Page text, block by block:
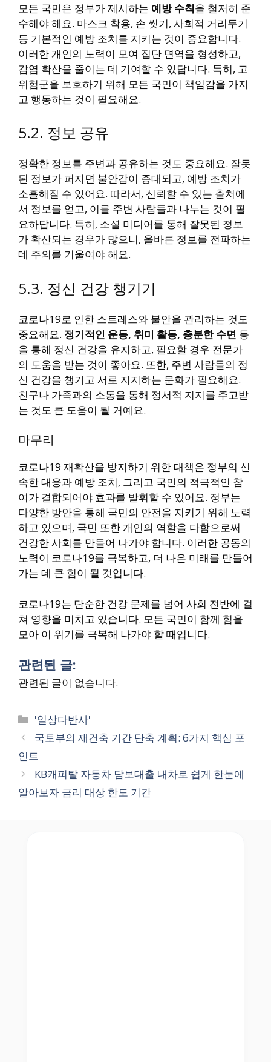
모든 국민은 정부가 제시하는 예방 수칙을 철저히 준
수해야 해요. 마스크 착용, 손 씻기, 사회적 거리두기
등 기본적인 예방 조치를 지키는 것이 중요합니다.
이러한 개인의 노력이 모여 집단 면역을 형성하고,
감염 확산을 줄이는 데 기여할 수 있답니다. 특히, 고
위험군을 보호하기 위해 모든 국민이 책임감을 가지
고 행동하는 것이 필요해요.
5.2. 정보 공유
정확한 정보를 주변과 공유하는 것도 중요해요. 잘못
된 정보가 퍼지면 불안감이 증대되고, 예방 조치가
소홀해질 수 있어요. 따라서, 신뢰할 수 있는 출처에
서 정보를 얻고, 이를 주변 사람들과 나누는 것이 필
요하답니다. 특히, 소셜 미디어를 통해 잘못된 정보
가 확산되는 경우가 많으니, 올바른 정보를 전파하는
데 주의를 기울여야 해요.
5.3. 정신 건강 챙기기
코로나19로 인한 스트레스와 불안을 관리하는 것도
중요해요. 정기적인 운동, 취미 활동, 충분한 수면 등
을 통해 정신 건강을 유지하고, 필요할 경우 전문가
의 도움을 받는 것이 좋아요. 또한, 주변 사람들의 정
신 건강을 챙기고 서로 지지하는 문화가 필요해요.
친구나 가족과의 소통을 통해 정서적 지지를 주고받
는 것도 큰 도움이 될 거예요.
마무리
코로나19 재확산을 방지하기 위한 대책은 정부의 신
속한 대응과 예방 조치, 그리고 국민의 적극적인 참
여가 결합되어야 효과를 발휘할 수 있어요. 정부는
다양한 방안을 통해 국민의 안전을 지키기 위해 노력
하고 있으며, 국민 또한 개인의 역할을 다함으로써
건강한 사회를 만들어 나가야 합니다. 이러한 공동의
노력이 코로나19를 극복하고, 더 나은 미래를 만들어
가는 데 큰 힘이 될 것입니다.
코로나19는 단순한 건강 문제를 넘어 사회 전반에 걸
쳐 영향을 미치고 있습니다. 모든 국민이 함께 힘을
모아 이 위기를 극복해 나가야 할 때입니다.
관련된 글:
관련된 글이 없습니다.
Categories
'일상다반사'
국토부의 재건축 기간 단축 계획: 6가지 핵심 포
인트
KB캐피탈 자동차 담보대출 내차로 쉽게 한눈에
알아보자 금리 대상 한도 기간